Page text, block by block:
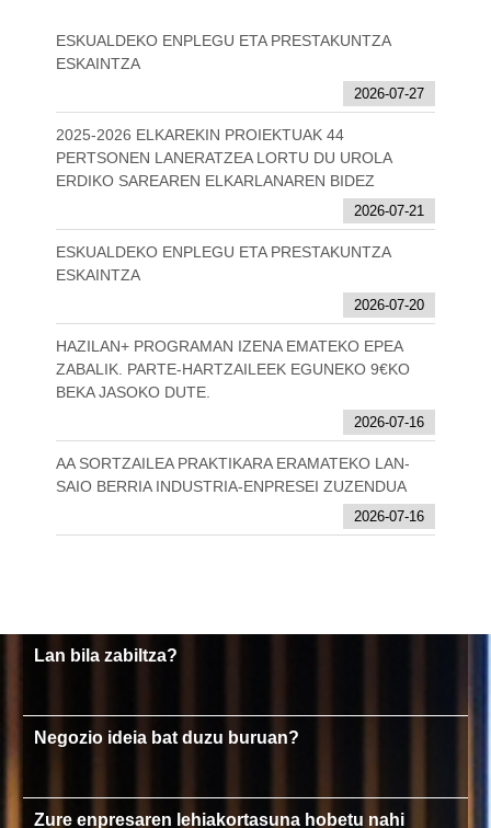
ESKUALDEKO ENPLEGU ETA PRESTAKUNTZA
ESKAINTZA
2026-07-27
2025-2026 ELKAREKIN PROIEKTUAK 44
PERTSONEN LANERATZEA LORTU DU UROLA
ERDIKO SAREAREN ELKARLANAREN BIDEZ
2026-07-21
ESKUALDEKO ENPLEGU ETA PRESTAKUNTZA
ESKAINTZA
2026-07-20
HAZILAN+ PROGRAMAN IZENA EMATEKO EPEA
ZABALIK. PARTE-HARTZAILEEK EGUNEKO 9€KO
BEKA JASOKO DUTE.
2026-07-16
AA SORTZAILEA PRAKTIKARA ERAMATEKO LAN-
SAIO BERRIA INDUSTRIA-ENPRESEI ZUZENDUA
2026-07-16
Lan bila zabiltza?
Negozio ideia bat duzu buruan?
Zure enpresaren lehiakortasuna hobetu nahi